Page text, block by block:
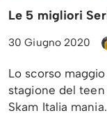
Le 5 migliori
30 Giugno 2020
Lo scorso
stagione del
Skam Italia